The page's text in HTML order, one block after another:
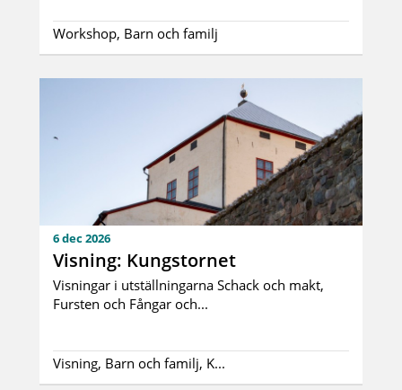
Workshop, Barn och familj
6 dec 2026
Visning: Kungstornet
Visningar i utställningarna Schack och makt,
Fursten och Fångar och...
Visning, Barn och familj, K...